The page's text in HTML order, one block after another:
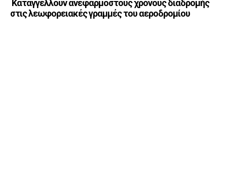
Καταγγέλλουν ανεφάρμοστους χρόνους διαδρομής
στις λεωφορειακές γραμμές του αεροδρομίου